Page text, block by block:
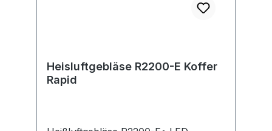
Heisluftgebläse R2200-E Koffer
Rapid